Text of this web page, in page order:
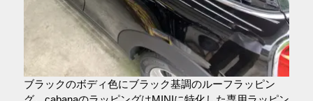
ブラックのボディ色にブラック基調のルーフラッピン